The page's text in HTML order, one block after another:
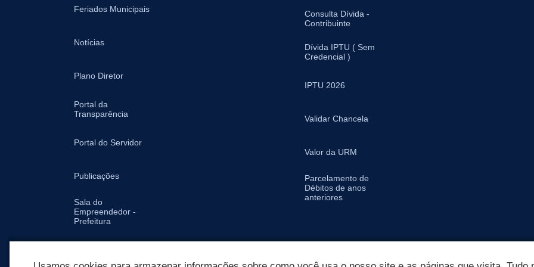
Feriados Municipais
Notícias
Plano Diretor
Portal da
Transparência
Portal do Servidor
Publicações
Sala do
Empreendedor -
Prefeitura
Consulta Dívida -
Contribuinte
Dívida IPTU ( Sem
Credencial )
IPTU 2026
Validar Chancela
Valor da URM
Parcelamento de
Débitos de anos
anteriores